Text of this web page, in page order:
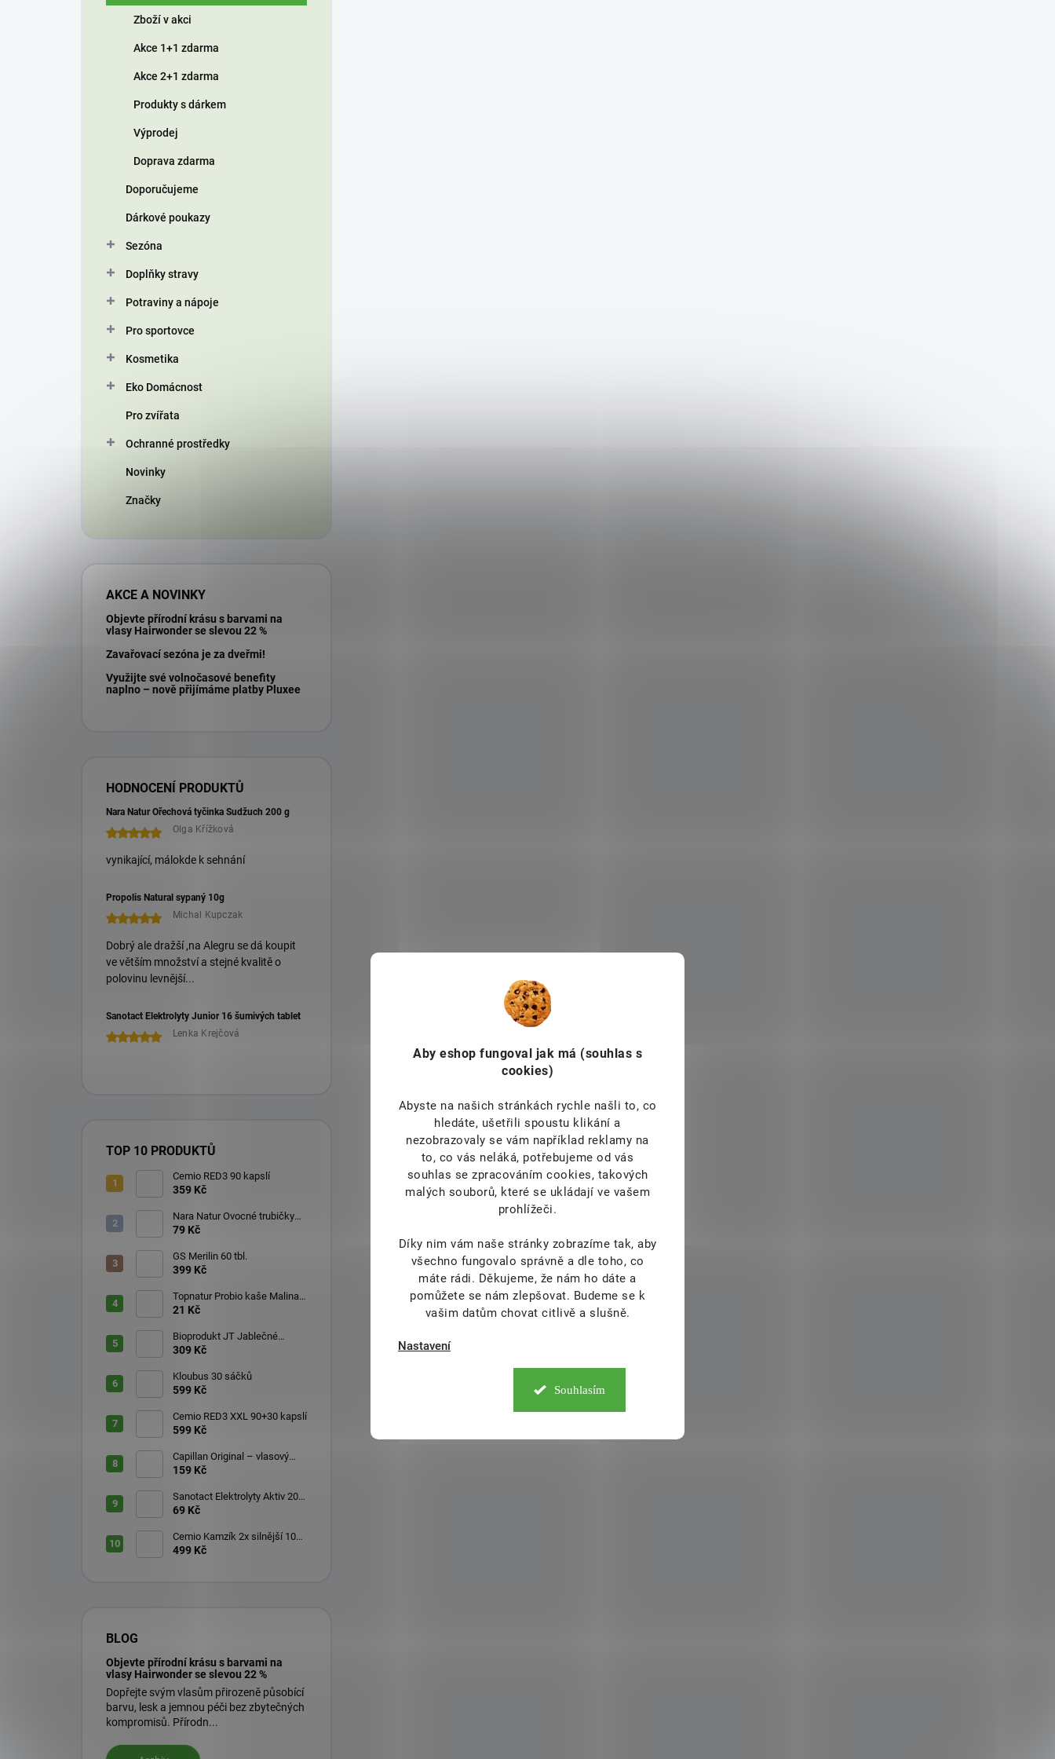
Aby eshop fungoval jak má (souhlas s
cookies)
Abyste na našich stránkách rychle našli to, co
hledáte, ušetřili spoustu klikání a
nezobrazovaly se vám například reklamy na
to, co vás neláká, potřebujeme od vás
souhlas se zpracováním cookies, takových
malých souborů, které se ukládají ve vašem
prohlížeči.
Díky nim vám naše stránky zobrazíme tak, aby
všechno fungovalo správně a dle toho, co
máte rádi. Děkujeme, že nám ho dáte a
pomůžete se nám zlepšovat. Budeme se k
vašim datům chovat citlivě a slušně.
Nastavení
Souhlasím
Zboží v akci
Akce 1+1 zdarma
Akce 2+1 zdarma
Produkty s dárkem
Výprodej
Doprava zdarma
Doporučujeme
Dárkové poukazy
Sezóna
Doplňky stravy
Potraviny a nápoje
Pro sportovce
Kosmetika
Eko Domácnost
Pro zvířata
Ochranné prostředky
Novinky
Značky
AKCE A NOVINKY
Objevte přírodní krásu s barvami na
vlasy Hairwonder se slevou 22 %
Zavařovací sezóna je za dveřmi!
Využijte své volnočasové benefity
naplno – nově přijímáme platby Pluxee
HODNOCENÍ PRODUKTŮ
Nara Natur Ořechová tyčinka Sudžuch 200 g
Olga Křížková
vynikající, málokde k sehnání
Propolis Natural sypaný 10g
Michal Kupczak
Dobrý ale dražší ,na Alegru se dá koupit
ve větším množství a stejné kvalitě o
polovinu levnější...
Sanotact Elektrolyty Junior 16 šumivých tablet
Lenka Krejčová
TOP 10 PRODUKTŮ
Cemio RED3 90 kapslí
359 Kč
Nara Natur Ovocné trubičky
Lavaš 140 g
79 Kč
GS Merilin 60 tbl.
399 Kč
Topnatur Probio kaše Malina
60 g
21 Kč
Bioprodukt JT Jablečné
trubičky 43 ks (540 g)
309 Kč
Kloubus 30 sáčků
599 Kč
Cemio RED3 XXL 90+30 kapslí
599 Kč
Capillan Original – vlasový
aktivátor 200 ml
159 Kč
Sanotact Elektrolyty Aktiv 20
šumivých tablet
69 Kč
Cemio Kamzík 2x silnější 100
kapslí + 50 kapslí
499 Kč
BLOG
Objevte přírodní krásu s barvami na
vlasy Hairwonder se slevou 22 %
Dopřejte svým vlasům přirozeně působící
barvu, lesk a jemnou péči bez zbytečných
kompromisů. Přírodn...